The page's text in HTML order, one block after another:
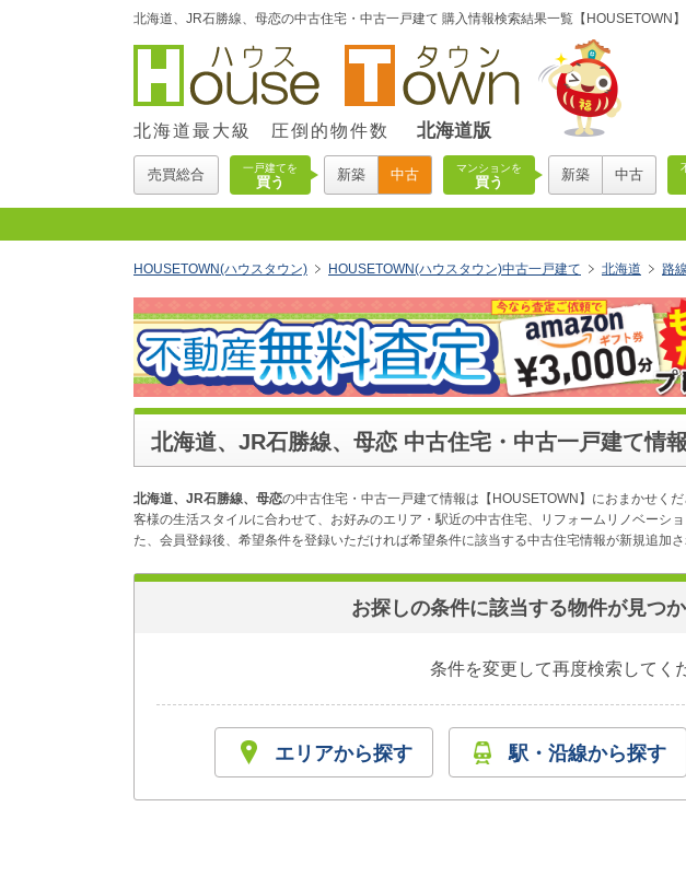
北海道、JR石勝線、母恋の中古住宅・中古一戸建て 購入情報検索結果一覧【HOUSETOWN】
北海道最大級 圧倒的物件数 北海道版
売買総合 一戸建てを
買う 新築 中古 マンションを
買う 新築 中古
HOUSETOWN(ハウスタウン) HOUSETOWN(ハウスタウン)中古一戸建て 北海道 路
北海道、JR石勝線、母恋 中古住宅・中古一戸建て情
北海道、JR石勝線、母恋の中古住宅・中古一戸建て情報は【HOUSETOWN】におまかせく
客様の生活スタイルに合わせて、お好みのエリア・駅近の中古住宅、リフォームリノベーシ
た、会員登録後、希望条件を登録いただければ希望条件に該当する中古住宅情報が新規追
お探しの条件に該当する物件が見つ
条件を変更して再度検索してく
エリアから探す 駅・沿線から探す